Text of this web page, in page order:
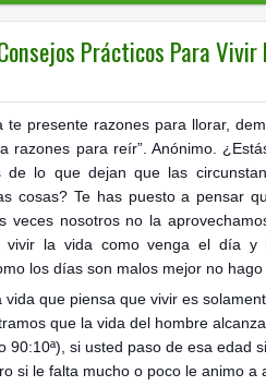
Prácticos Para
te presente razones para llorar,
razones para reír”. Anónimo.
lo que dejan que las
cosas? Te has puesto a pensar
veces nosotros no la
vivir la vida como venga el día y
los días son malos mejor no hago
vida que piensa que vivir es
que la vida del hombre
90:10ª), si usted paso de esa edad
si le falta mucho o poco le animo a